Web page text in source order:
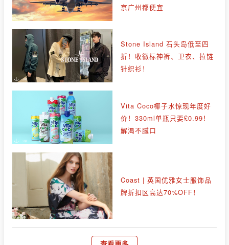
京广州都便宜
Stone Island 石头岛低至四
折！收徽标神裤、卫衣、拉链
针织衫！
Vita Coco椰子水惊现年度好
价！330ml单瓶只要£0.99！
解渴不腻口
Coast | 英国优雅女士服饰品
牌折扣区高达70%OFF！